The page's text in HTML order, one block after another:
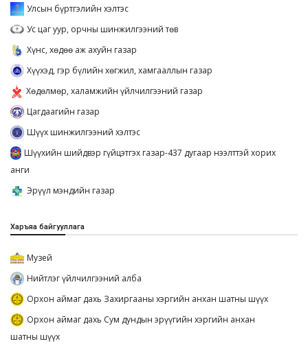
Улсын бүртгэлийн хэлтэс
Ус цаг уур, орчны шинжилгээний төв
Хүнс, хөдөө аж ахуйн газар
Хүүхэд, гэр бүлийн хөгжил, хамгааллын газар
Хөдөлмөр, халамжийн үйлчилгээний газар
Цагдаагийн газар
Шүүх шинжилгээний хэлтэс
Шүүхийн шийдвэр гүйцэтгэх газар-437 дугаар нээлттэй хорих
анги
Эрүүл мэндийн газар
Харъяа байгууллага
Музей
Нийтлэг үйлчилгээний алба
Орхон аймаг дахь Захиргааны хэргийн анхан шатны шүүх
Орхон аймаг дахь Сум дундын эрүүгийн хэргийн анхан
шатны шүүх